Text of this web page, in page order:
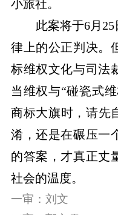
小旅社。
此案将于6月
律上的公正判决。
标维权文化与司法
当维权与“碰瓷式
商标大旗时，请
淆，还是在碾压一
的答案，才真正丈
社会的温度。
一审：刘文